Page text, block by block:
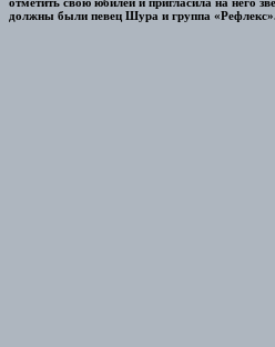
должны были певец Шура и группа